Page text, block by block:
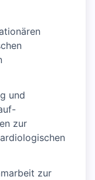
und
zur
zur